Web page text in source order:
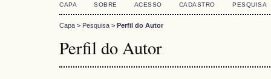
CAPA SOBRE ACESSO CADASTRO PESQUISA
Capa > Pesquisa > Perfil do Autor
Perfil do Autor